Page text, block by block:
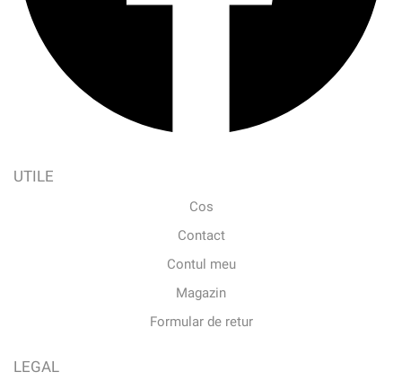
UTILE
Cos
Contact
Contul meu
Magazin
Formular de retur
LEGAL